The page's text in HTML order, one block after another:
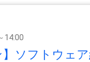
14:00
】ソフトウェ